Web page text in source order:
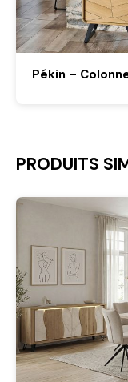
Pékin –
PRODUITS